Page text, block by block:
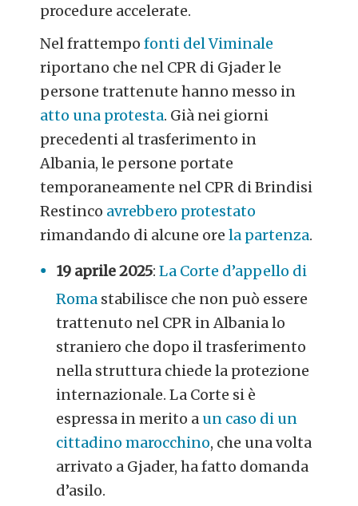
procedure accelerate.
Nel frattempofonti del Viminale
riportano che nel CPR di Gjader le
persone trattenute hanno messo in
atto una protesta. Già nei giorni
precedenti al trasferimento in
Albania, le persone portate
temporaneamente nel CPR di Brindisi
Restinco avrebbero protestato
rimandando di alcune orela partenza.
19 aprile 2025:La Corte d’appello di
Roma stabilisce che non può essere
trattenuto nel CPR in Albania lo
straniero che dopo il trasferimento
nella struttura chiede la protezione
internazionale. La Corte si è
espressa in merito a un caso di un
cittadino marocchino, che una volta
arrivato a Gjader, ha fatto domanda
d’asilo.